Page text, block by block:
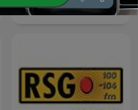
Espen Lee Usensurert